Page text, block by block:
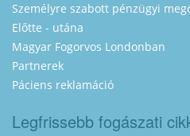
Személyre szabott pénzügyi
Előtte - utána
Magyar Fogorvos Londonban
Partnerek
Páciens reklamáció
Legfrissebb fogászati